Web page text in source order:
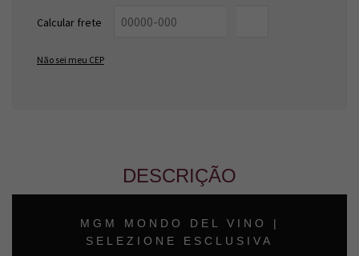
Calcular frete
Não sei meu CEP
DESCRIÇÃO
MGM MONDO DEL VINO |
SELEZIONE ESCLUSIVA